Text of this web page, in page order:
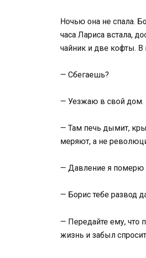
Ночью она не спала.
часа Лариса встала,
чайник и две кофты. В
— Сбегаешь?
— Уезжаю в свой дом.
— Там печь дымит,
меряют, а не
— Давление я померю
— Борис тебе развод
— Передайте ему, что
жизнь и забыл